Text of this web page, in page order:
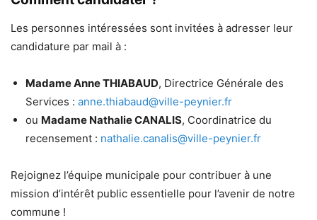
Les personnes intéressées sont invitées à adresser leur
candidature par mail à :
Madame Anne THIABAUD, Directrice Générale des
Services : anne.thiabaud@ville-peynier.fr
ou Madame Nathalie CANALIS, Coordinatrice du
recensement : nathalie.canalis@ville-peynier.fr
Rejoignez l’équipe municipale pour contribuer à une
mission d’intérêt public essentielle pour l’avenir de notre
commune !